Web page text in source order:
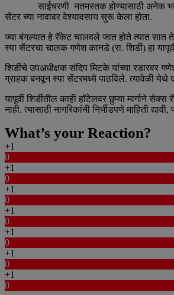
साईचरणी नतमस्तक होण्यासाठी अनेक भक्त
सेंटर च्या नावावर वेश्यावसाय सुरू केला होता.
ज्या बंगल्यात हे रॅकेट चालवले जात होते त्यात
स्पा सेंटरचा चालक गणेश कानडे (रा. शिर्डी) हा
शिर्डीचे उपअधीक्षक संदिप मिटके यांच्या रडारवर
ग्राहक बनवून स्पा सेंटरमध्ये पाठविले. त्यावेळी
यापूर्वी शिर्डीतील काही हॉटेलवर छुप्या मार्गाने
नाही. त्यासाठी नागरिकांनी निर्भीडपणे माहिती
What’s your Reaction?
+1
0
+1
0
+1
0
+1
0
+1
0
+1
0
+1
0